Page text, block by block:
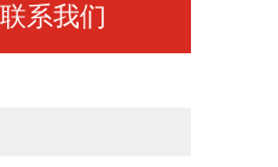
联系我们